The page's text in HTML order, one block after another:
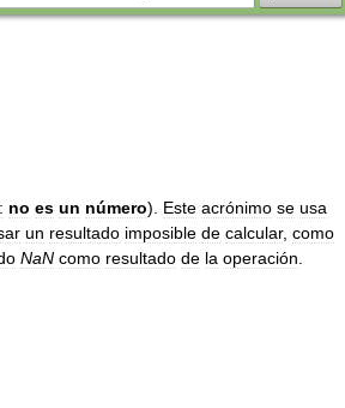
no es un número). Este acrónimo se usa
un resultado imposible de calcular, como
NaN como resultado de la operación